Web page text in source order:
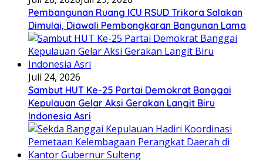
Pembangunan Ruang ICU RSUD Trikora Salakan
Dimulai, Diawali Pembongkaran Bangunan Lama
Juli 24, 2026
Sambut HUT Ke-25 Partai Demokrat Banggai
Kepulauan Gelar Aksi Gerakan Langit Biru
Indonesia Asri